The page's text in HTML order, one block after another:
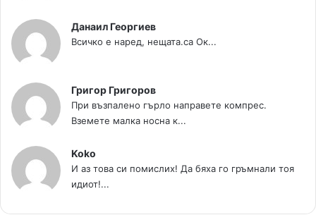
Данаил Георгиев
Всичко е наред, нещата.са Ок...
Григор Григоров
При възпалено гърло направете компрес.
Вземете малка носна к...
Koko
И аз това си помислих! Да бяха го гръмнали тоя
идиот!...